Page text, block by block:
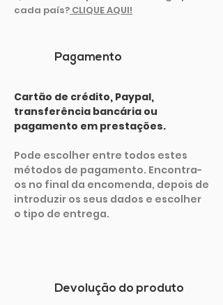
cada país? CLIQUE AQUI!
Pagamento
Cartão de crédito, Paypal,
transferência bancária ou
pagamento em prestações.
Pode escolher entre todos estes
métodos de pagamento. Encontra-
os no final da encomenda, depois de
introduzir os seus dados e escolher
o tipo de entrega.
Devolução do produto